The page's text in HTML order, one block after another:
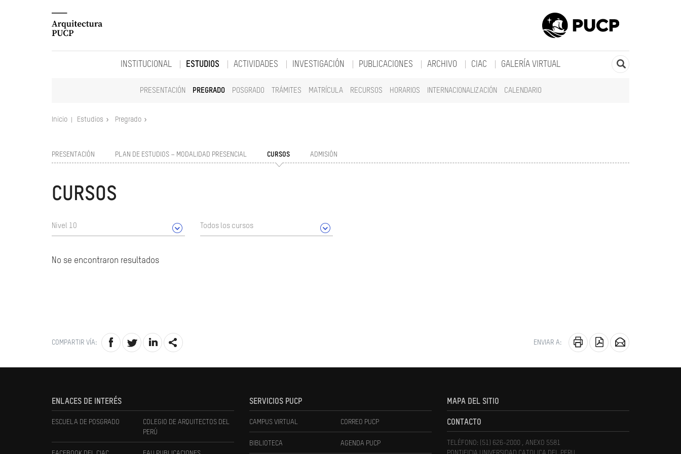
INSTITUCIONAL ESTUDIOS
PRESENTACIÓN PREGRADO POSGRADO TRÁMITES MATRÍCULA RECURSOS HORARIOS INTERNACIONALIZACIÓN CALENDARIO
ACTIVIDADES INVESTIGACIÓN PUBLICACIONES ARCHIVO CIAC GALERÍA VIRTUAL
Inicio Estudios Pregrado
PRESENTACIÓN PLAN DE ESTUDIOS – MODALIDAD PRESENCIAL CURSOS ADMISIÓN
CURSOS
Nivel 10 Todos los cursos
No se encontraron resultados
COMPARTIR VÍA: ENVIAR A:
ENLACES DE INTERÉS
ESCUELA DE POSGRADO
COLEGIO DE ARQUITECTOS DEL
PERÚ
SERVICIOS PUCP
CAMPUS VIRTUAL CORREO PUCP
BIBLIOTECA AGENDA PUCP
MAPA DEL SITIO
CONTACTO
TELÉFONO: (51) 626-2000 , ANEXO 5581